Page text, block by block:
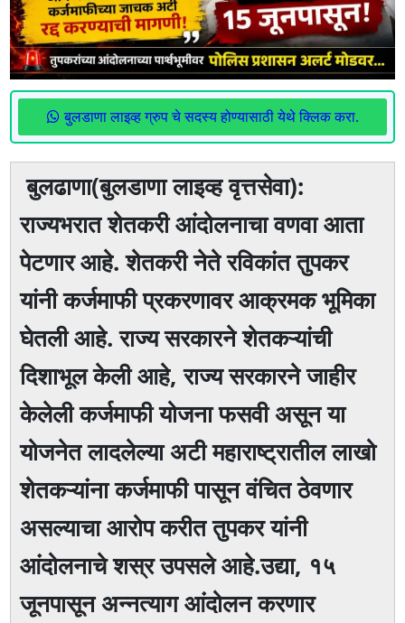
बुलडाणा लाइव्ह ग्रुप चे सदस्य होण्यासाठी येथे क्लिक करा.
बुलढाणा(बुलडाणा लाइव्ह वृत्तसेवा):
राज्यभरात शेतकरी आंदोलनाचा वणवा आता
पेटणार आहे. शेतकरी नेते रविकांत तुपकर
यांनी कर्जमाफी प्रकरणावर आक्रमक भूमिका
घेतली आहे. राज्य सरकारने शेतकऱ्यांची
दिशाभूल केली आहे, राज्य सरकारने जाहीर
केलेली कर्जमाफी योजना फसवी असून या
योजनेत लादलेल्या अटी महाराष्ट्रातील लाखो
शेतकऱ्यांना कर्जमाफी पासून वंचित ठेवणार
असल्याचा आरोप करीत तुपकर यांनी
आंदोलनाचे शस्र उपसले आहे.उद्या, १५
जूनपासून अन्नत्याग आंदोलन करणार